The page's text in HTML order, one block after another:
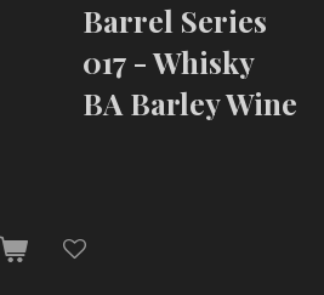
Barrel Series
017 - Whisky
BA Barley Wine